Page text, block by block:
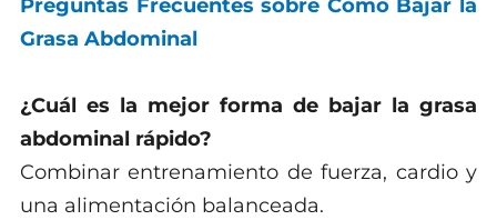
Preguntas Frecuentes sobre Cómo Bajar la
Grasa Abdominal
¿Cuál es la mejor forma de bajar la grasa
abdominal rápido?
Combinar entrenamiento de fuerza, cardio y
una alimentación balanceada.